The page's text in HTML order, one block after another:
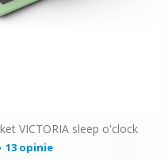
VICTORIA sleep o'clock
13 opinie